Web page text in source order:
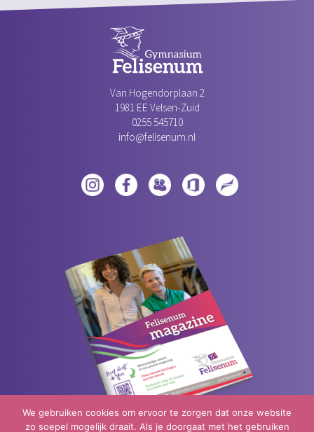
Van Hogendorplaan 2
1981 EE Velsen-Zuid‎
0255 545710
info@felisenum.nl
We gebruiken cookies om ervoor te zorgen dat onze website
zo soepel mogelijk draait. Als je doorgaat met het gebruiken